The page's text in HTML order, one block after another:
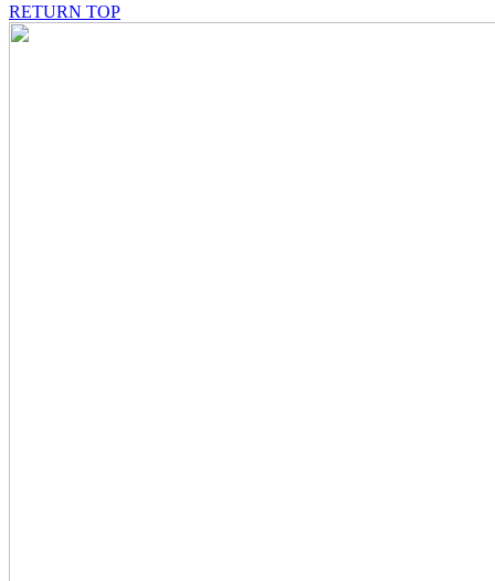
RETURN TOP